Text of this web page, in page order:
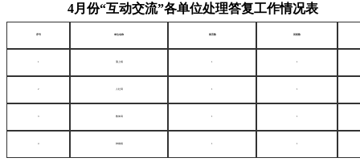
4月份“互动交流”各单位处理答复工作情况表
序号 单位名称 留言数 回复数
1 蒲上镇 1 1
2 人社局 1 1
3 教体局 1 1
4 神南镇 1 1